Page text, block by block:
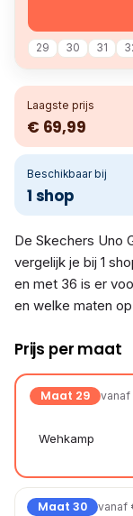
29 30 31
Laagste prijs
€ 69,99
Beschikbaar bij
1 shop
De Skechers Uno
vergelijk je bij 1
en met 36 is er
en welke maten
Prijs per maat
Maat 29 vanaf
Wehkamp
Maat 30 vanaf